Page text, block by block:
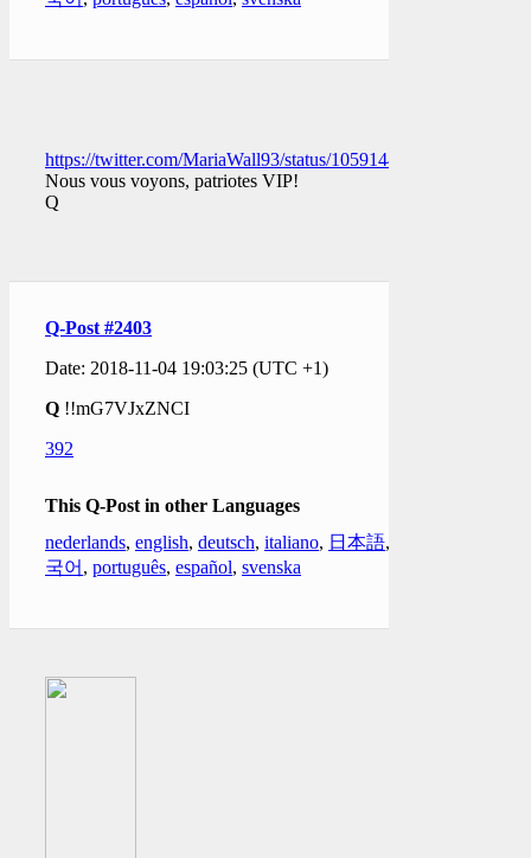
https://twitter.com/MariaWall93/status/1059144524394565632
Nous vous voyons, patriotes VIP!
Q
Q-Post #2403
Date: 2018-11-04 19:03:25 (UTC +1)
Q !!mG7VJxZNCI
392
This Q-Post in other Languages
nederlands, english, deutsch, italiano, 日本語,
국어 , português, español, svenska